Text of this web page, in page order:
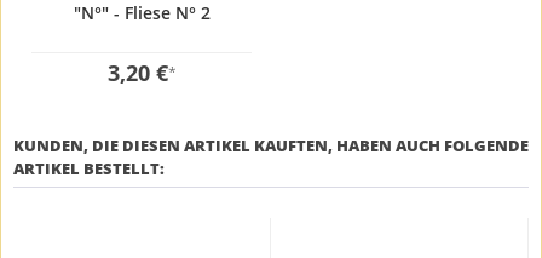
"N°" - Fliese N° 2
3,20 €*
KUNDEN, DIE DIESEN ARTIKEL KAUFTEN, HABEN AUCH FOLGENDE
ARTIKEL BESTELLT: